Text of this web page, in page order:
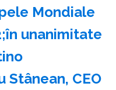
Mondiale
unanimitate
Stânean, CEO